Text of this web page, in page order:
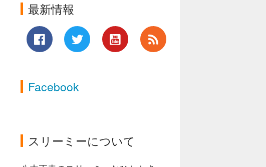
最新情報
Facebook
スリーミーについて